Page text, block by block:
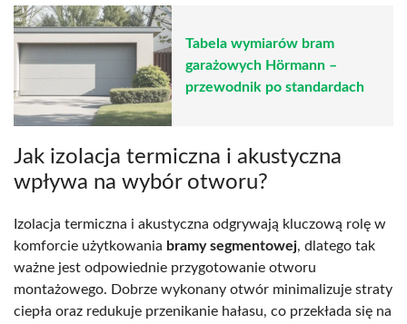
Tabela wymiarów bram
garażowych Hörmann –
przewodnik po standardach
Jak izolacja termiczna i akustyczna
wpływa na wybór otworu?
Izolacja termiczna i akustyczna odgrywają kluczową rolę w
komforcie użytkowania bramy segmentowej, dlatego tak
ważne jest odpowiednie przygotowanie otworu
montażowego. Dobrze wykonany otwór minimalizuje straty
ciepła oraz redukuje przenikanie hałasu, co przekłada się na